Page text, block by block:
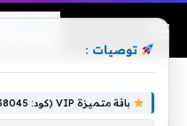
توصيات :
باقة متميزة VIP (كود: AA38045):